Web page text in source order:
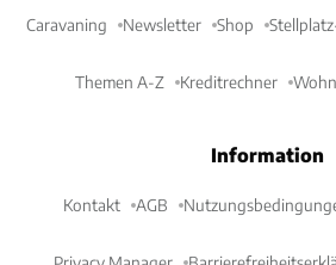
Caravaning Newsletter Shop
Themen A-Z Kreditrechner
Information
Kontakt AGB